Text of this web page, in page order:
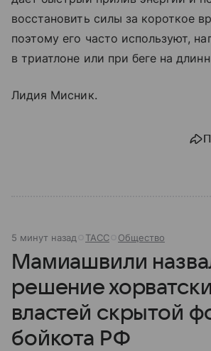
восстановить силы за короткое
поэтому его часто используют,
в триатлоне или при беге на
Лидия Мисник.
5 минут назад ТАСС Общество
Мамиашвили
решение
властей скрытой
бойкота РФ